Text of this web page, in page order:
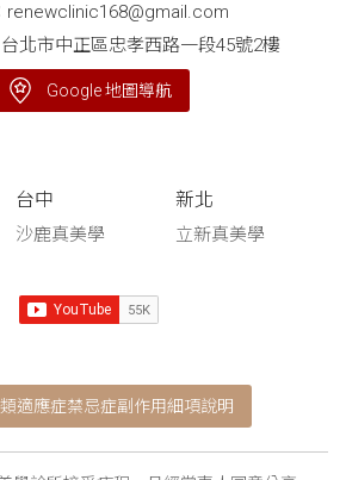
renewclinic168@gmail.com
北市中正區忠孝西路一段45號2樓
Google 地圖導航
台中
沙鹿真美學
新北
立新真美學
適應症禁忌症副作用細項說明